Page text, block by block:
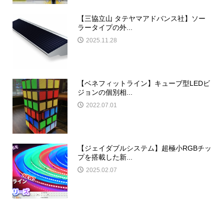
【三協立山 タテヤマアドバンス社】ソー
ラータイプの外...
2025.11.28
【ベネフィットライン】キューブ型LEDビ
ジョンの個別相...
2022.07.01
【ジェイダブルシステム】超極小RGBチッ
プを搭載した新...
2025.02.07